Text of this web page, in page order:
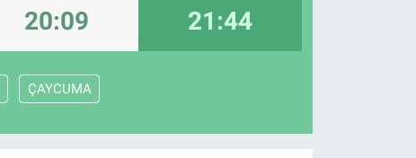
20:09 21:44
ÇAYCUMA